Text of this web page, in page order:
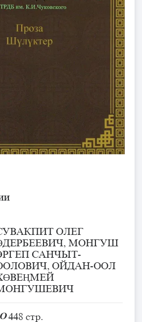
ОЛЕГ
МОНГУШ
САНЧЫТ-
ОЙДАН-ООЛ
448 стр.